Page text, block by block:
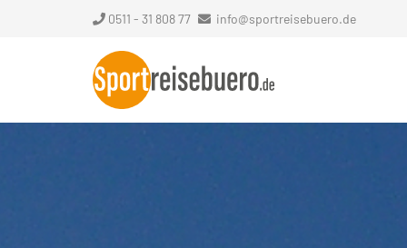
0511 - 31 808 77 info@sportreisebuero.de